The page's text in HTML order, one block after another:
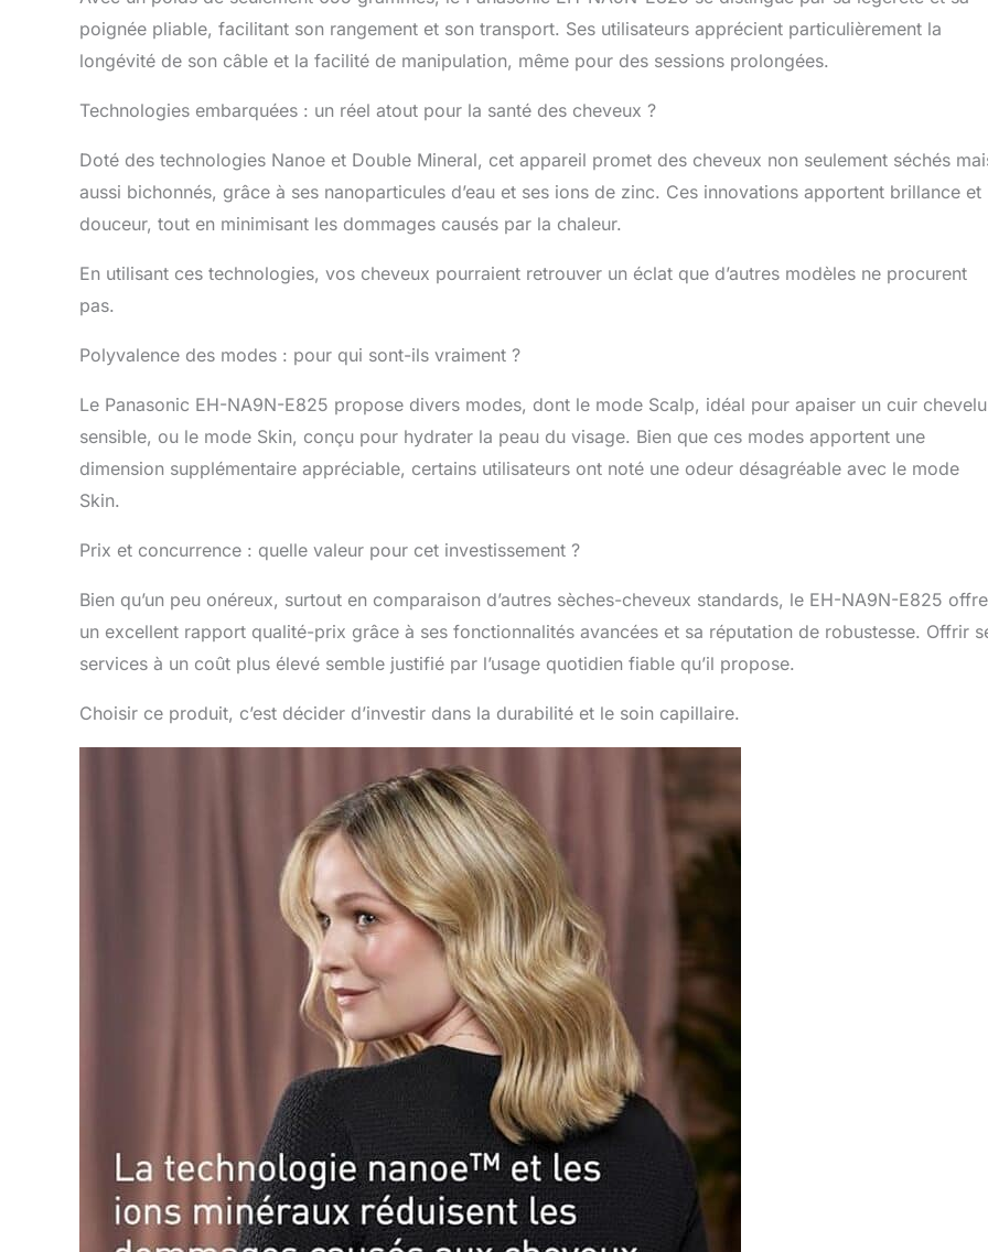
Alliez élégance et modernité avec cet appareil de coiffure au look
raffiné, doté d’une couleur tendance et de commandes intuitives
pour un soin capillaire quotidien en toute simplicité
poignée pliable, facilitant son rangement et son transport. Ses utilisateurs apprécient particulièrement la
longévité de son câble et la facilité de manipulation, même pour des sessions prolongées.
Technologies embarquées : un réel atout pour la santé des cheveux ?
Doté des technologies Nanoe et Double Mineral, cet appareil promet des cheveux non seulement séchés
aussi bichonnés, grâce à ses nanoparticules d’eau et ses ions de zinc. Ces innovations apportent brillance et
douceur, tout en minimisant les dommages causés par la chaleur.
En utilisant ces technologies, vos cheveux pourraient retrouver un éclat que d’autres modèles ne procurent
pas.
Polyvalence des modes : pour qui sont-ils vraiment ?
Le Panasonic EH-NA9N-E825 propose divers modes, dont le mode Scalp, idéal pour apaiser un cuir chevelu
sensible, ou le mode Skin, conçu pour hydrater la peau du visage. Bien que ces modes apportent une
dimension supplémentaire appréciable, certains utilisateurs ont noté une odeur désagréable avec le mode
Skin.
Prix et concurrence : quelle valeur pour cet investissement ?
Bien qu’un peu onéreux, surtout en comparaison d’autres sèches-cheveux standards, le EH-NA9N-E825 offre
un excellent rapport qualité-prix grâce à ses fonctionnalités avancées et sa réputation de robustesse. Offrir
services à un coût plus élevé semble justifié par l’usage quotidien fiable qu’il propose.
Choisir ce produit, c’est décider d’investir dans la durabilité et le soin capillaire.